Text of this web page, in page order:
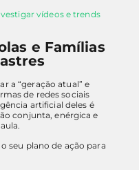
vídeos e trends
e Famílias
a “geração atual” e
de redes sociais
artificial deles é
conjunta, enérgica e
seu plano de ação para